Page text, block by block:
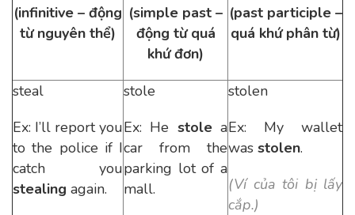
(infinitive – động
từ nguyên thể)
(simple past –
động từ quá
khứ đơn)
(past participle –
quá khứ phân từ)
steal
Ex: I’ll report you
to the police if I
catch you
stealing again.
stole
Ex: He stolea
car from the
parking lot of a
mall.
stolen
Ex: My wallet
was stolen.
(Ví của tôi bị lấy
cắp.)